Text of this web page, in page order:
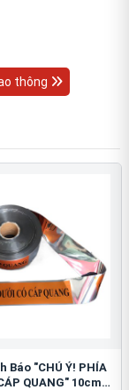
thông
Báo "CHÚ Ý! PHÍA
QUANG" 10cm: